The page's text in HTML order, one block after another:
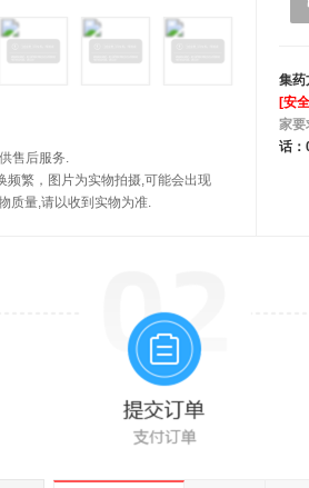
售后服务.
频繁，图片为实物拍摄,可能会出现
质量,请以收到实物为准.
集药
[安
家要
话